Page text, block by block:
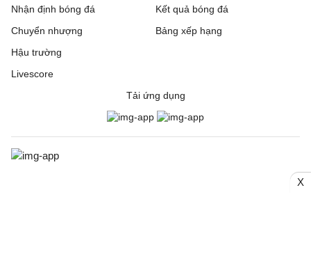
Nhận định bóng đá
Chuyển nhượng
Hậu trường
Livescore
Kết quả bóng đá
Bảng xếp hạng
Tải ứng dụng
X